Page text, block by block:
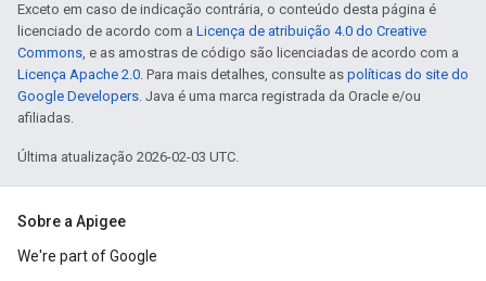
Exceto em caso de indicação contrária, o conteúdo desta página é
licenciado de acordo com a Licença de atribuição 4.0 do Creative
Commons, e as amostras de código são licenciadas de acordo com a
Licença Apache 2.0. Para mais detalhes, consulte as políticas do site do
Google Developers. Java é uma marca registrada da Oracle e/ou
afiliadas.
Última atualização 2026-02-03 UTC.
Sobre a Apigee
We're part of Google